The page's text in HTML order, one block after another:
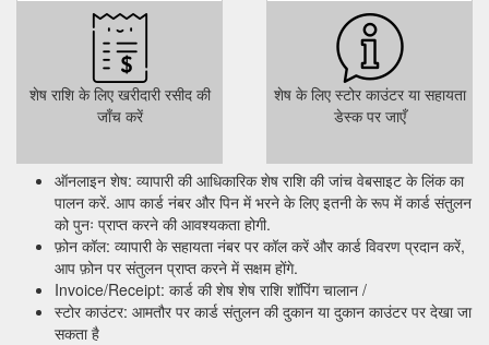
शेष राशि के लिए खरीदारी रसीद की
जाँच करें
शेष के लिए स्टोर काउंटर या सहायता
डेस्क पर जाएँ
ऑनलाइन शेष: व्यापारी की आधिकारिक शेष राशि की जांच वेबसाइट के लिंक का
पालन करें. आप कार्ड नंबर और पिन में भरने के लिए इतनी के रूप में कार्ड संतुलन
को पुनः प्राप्त करने की आवश्यकता होगी.
फ़ोन कॉल: व्यापारी के सहायता नंबर पर कॉल करें और कार्ड विवरण प्रदान करें,
आप फ़ोन पर संतुलन प्राप्त करने में सक्षम होंगे.
Invoice/Receipt: कार्ड की शेष शेष राशि शॉपिंग चालान /
स्टोर काउंटर: आमतौर पर कार्ड संतुलन की दुकान या दुकान काउंटर पर देखा जा
सकता है